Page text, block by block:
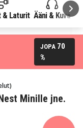
& Laturit Ääni & Kuva
JOPA 70
%
Minille jne.